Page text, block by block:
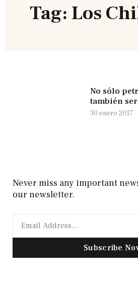
Tag: Los
No sólo
también
30 enero 2017
Never miss any important
our newsletter.
Subscribe